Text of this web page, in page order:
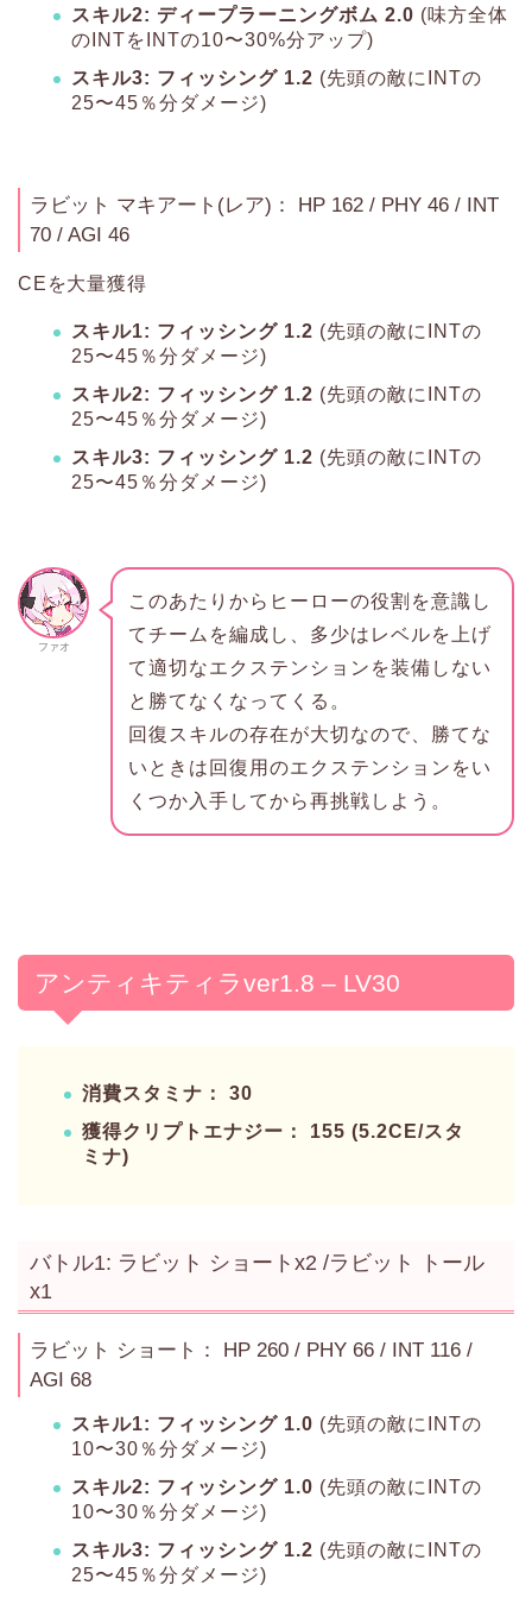
スキル2: ディープラーニングボム 2.0 (味方全体
のINTをINTの10〜30%分アップ)
スキル3: フィッシング 1.2 (先頭の敵にINTの
25〜45％分ダメージ)
ラビット マキアート(レア)： HP 162 / PHY 46 / INT
70 / AGI 46
CEを大量獲得
スキル1: フィッシング 1.2 (先頭の敵にINTの
25〜45％分ダメージ)
スキル2: フィッシング 1.2 (先頭の敵にINTの
25〜45％分ダメージ)
スキル3: フィッシング 1.2 (先頭の敵にINTの
25〜45％分ダメージ)
ファオ
このあたりからヒーローの役割を意識し
てチームを編成し、多少はレベルを上げ
て適切なエクステンションを装備しない
と勝てなくなってくる。
回復スキルの存在が大切なので、勝てな
いときは回復用のエクステンションをい
くつか入手してから再挑戦しよう。
アンティキティラver1.8 – LV30
消費スタミナ： 30
獲得クリプトエナジー： 155 (5.2CE/スタ
ミナ)
バトル1: ラビット ショートx2 /ラビット トール
x1
ラビット ショート： HP 260 / PHY 66 / INT 116 /
AGI 68
スキル1: フィッシング 1.0 (先頭の敵にINTの
10〜30％分ダメージ)
スキル2: フィッシング 1.0 (先頭の敵にINTの
10〜30％分ダメージ)
スキル3: フィッシング 1.2 (先頭の敵にINTの
25〜45％分ダメージ)